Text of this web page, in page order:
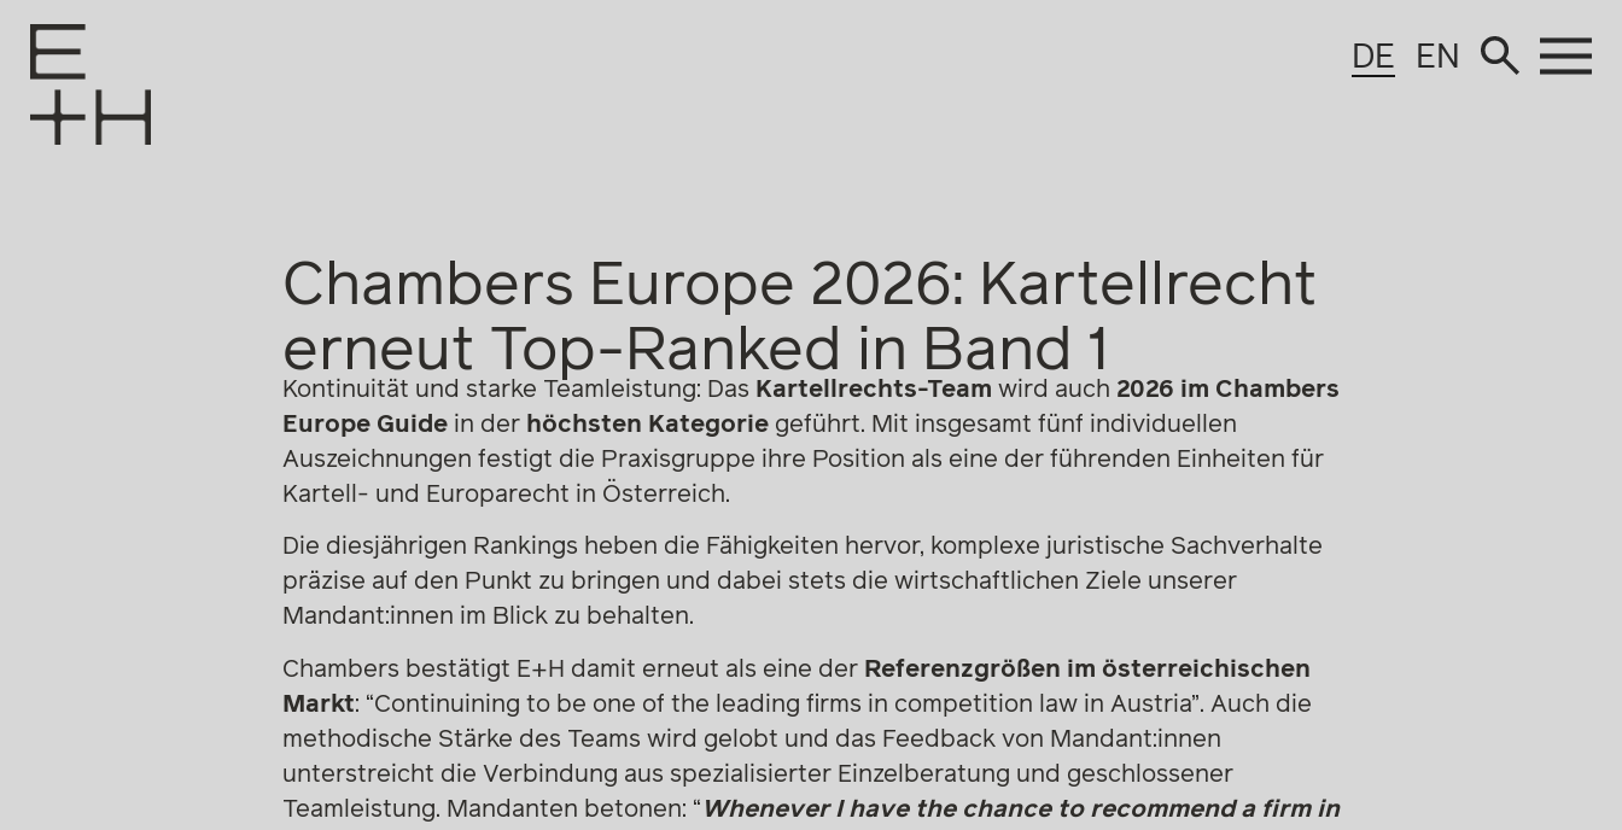
DE EN
Chambers Europe 2026: Kartellrecht
erneut Top-Ranked in Band 1
Kontinuität und starke Teamleistung: Das Kartellrechts-Team wird auch 2026 im Chambers
Europe Guidein der höchsten Kategoriegeführt. Mit insgesamt fünf individuellen
Auszeichnungen festigt die Praxisgruppe ihre Position als eine der führenden Einheiten für
Kartell- und Europarecht in Österreich.
Die diesjährigen Rankings heben die Fähigkeiten hervor, komplexe juristische Sachverhalte
präzise auf den Punkt zu bringen und dabei stets die wirtschaftlichen Ziele unserer
Mandant:innen im Blick zu behalten.
Chambers bestätigt E+H damit erneut als eine der Referenzgrößen im österreichischen
Markt: “Continuining to be one of the leading firms in competition law in Austria”. Auch die
methodische Stärke des Teams wird gelobt und das Feedback von Mandant:innen
unterstreicht die Verbindung aus spezialisierter Einzelberatung und geschlossener
Teamleistung. Mandanten betonen: “ Whenever I have the chance to recommend a firm in